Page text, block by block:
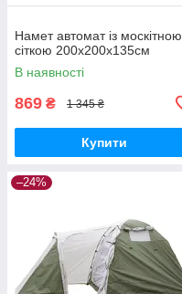
Намет автомат із москітною
сіткою 200x200x135см
В наявності
869 ₴ 1 345 ₴
Купити
–24%